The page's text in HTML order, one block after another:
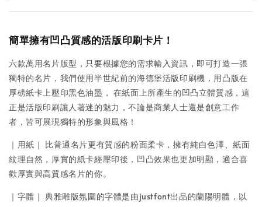
簡單擁有凹凸質感的活版印刷卡片！
六款萬用名片版型，只要根據您的需求輸入資訊，即可打造一張
獨特的名片， 我們使用半世紀前的海德堡活版印刷機，用凸版在
厚磅紙卡上壓印黑色油墨， 在紙面上所產生的凹凸立體質感，這
正是活版印刷讓人著迷的魅力，不論是商業人士還是創意工作
者，皆可展現獨特的形象與風格！
｜用紙｜ 比普通名片更有質感的粉面柔卡，擁有純白色澤、紙面
紋理自然， 厚實的紙卡經壓印後，凹凸效果也更加明顯，適合喜
歡厚實與高質感名片的你。
｜字體｜ 典雅雕版氛圍的字體是由justfont出品的蘭陽明體，以